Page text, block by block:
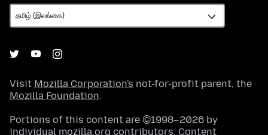
Visit Mozilla Corporation's not-for-profit parent, the
Mozilla Foundation.
Portions of this content are ©1998–2026 by
individual mozilla.org contributors. Content